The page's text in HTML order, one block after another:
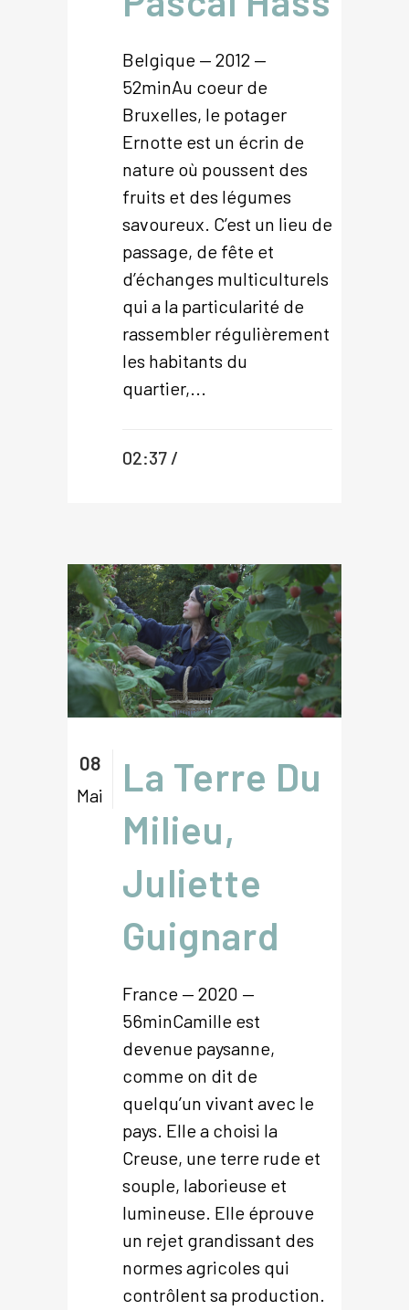
Belgique — 2012 —
52minAu coeur de
Bruxelles, le potager
Ernotte est un écrin de
nature où poussent des
fruits et des légumes
savoureux. C’est un lieu de
passage, de fête et
d’échanges multiculturels
qui a la particularité de
rassembler régulièrement
les habitants du
quartier,...
02:37 /
08
Mai
La Terre Du
Milieu,
Juliette
Guignard
France — 2020 —
56minCamille est
devenue paysanne,
comme on dit de
quelqu’un vivant avec le
pays. Elle a choisi la
Creuse, une terre rude et
souple, laborieuse et
lumineuse. Elle éprouve
un rejet grandissant des
normes agricoles qui
contrôlent sa production.